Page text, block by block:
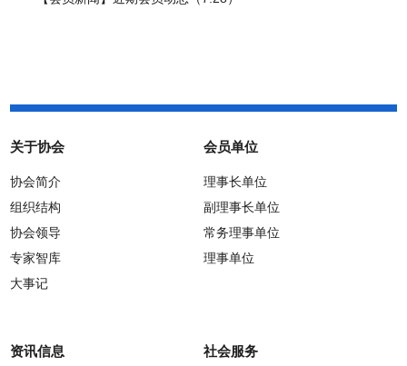
关于协会
协会简介
组织结构
协会领导
专家智库
大事记
会员单位
理事长单位
副理事长单位
常务理事单位
理事单位
资讯信息 社会服务